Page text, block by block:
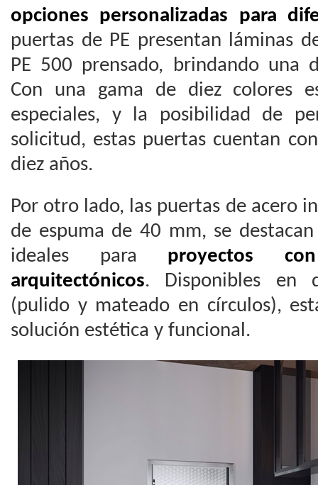
opciones personalizadas para
puertas de PE presentan láminas
PE 500 prensado, brindando una
Con una gama de diez colores
especiales, y la posibilidad de
solicitud, estas puertas cuentan
diez años.
Por otro lado, las puertas de acero
de espuma de 40 mm, se
ideales para proyectos
arquitectónicos. Disponibles en
(pulido y mateado en círculos),
solución estética y funcional.